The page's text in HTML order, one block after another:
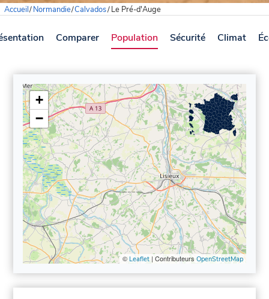
Accueil/Normandie/Calvados/Le Pré-d'Auge
Comparer Population Sécurité Climat
+
−
© Leaflet| Contributeurs OpenStreetMap